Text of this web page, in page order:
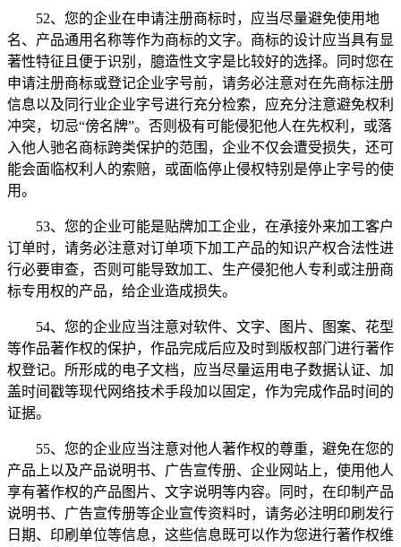
52、您的企业在申请注册商标时，应当尽量避免使用地
名、产品通用名称等作为商标的文字。商标的设计应当具有显
著性特征且便于识别，臆造性文字是比较好的选择。同时您在
申请注册商标或登记企业字号前，请务必注意对在先商标注册
信息以及同行业企业字号进行充分检索，应充分注意避免权利
冲突，切忌“傍名牌”。否则极有可能侵犯他人在先权利，或落
入他人驰名商标跨类保护的范围，企业不仅会遭受损失，还可
能会面临权利人的索赔，或面临停止侵权特别是停止字号的使
用。
53、您的企业可能是贴牌加工企业，在承接外来加工客户
订单时，请务必注意对订单项下加工产品的知识产权合法性进
行必要审查，否则可能导致加工、生产侵犯他人专利或注册商
标专用权的产品，给企业造成损失。
54、您的企业应当注意对软件、文字、图片、图案、花型
等作品著作权的保护，作品完成后应及时到版权部门进行著作
权登记。所形成的电子文档，应当尽量运用电子数据认证、加
盖时间戳等现代网络技术手段加以固定，作为完成作品时间的
证据。
55、您的企业应当注意对他人著作权的尊重，避免在您的
产品上以及产品说明书、广告宣传册、企业网站上，使用他人
享有著作权的产品图片、文字说明等内容。同时，在印制产品
说明书、广告宣传册等企业宣传资料时，请务必注明印刷发行
日期、印刷单位等信息，这些信息既可以作为您进行著作权维